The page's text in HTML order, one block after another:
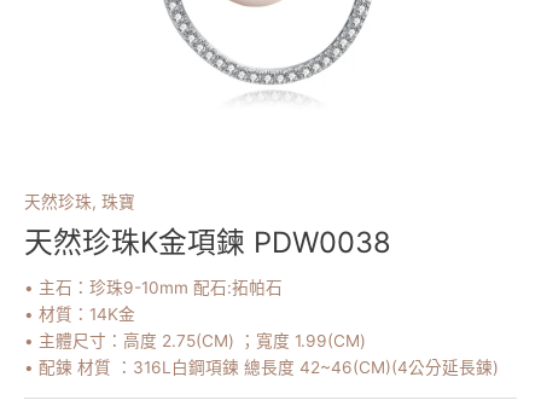
天然珍珠, 珠寶
天然珍珠K金項鍊 PDW0038
• 主石：珍珠9-10mm 配石:拓帕石
• 材質：14K金
• 主體尺寸：高度 2.75(CM) ；寬度 1.99(CM)
• 配鍊 材質 ：316L白鋼項鍊 總長度 42~46(CM)(4公分延長鍊)